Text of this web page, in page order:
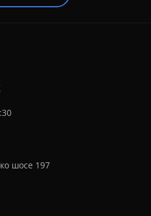
шосе 197